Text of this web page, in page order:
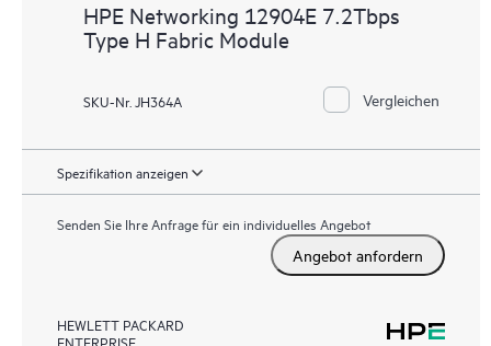
HPE Networking 12904E 7.2Tbps
Type H Fabric Module
SKU-Nr. JH364A Vergleichen
Spezifikation anzeigen
Senden Sie Ihre Anfrage für ein individuelles Angebot
Angebot anfordern
HEWLETT PACKARD
ENTERPRISE